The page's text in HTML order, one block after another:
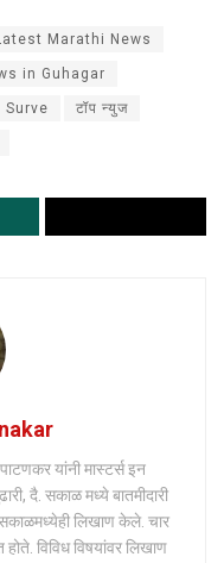
Marathi News
in Guhagar
टॉप न्युज
यांनी मास्टर्स इन
दै. सकाळ मध्ये बातमीदारी
सकाळमध्येही लिखाण केले. चार
विविध विषयांवर लिखाण